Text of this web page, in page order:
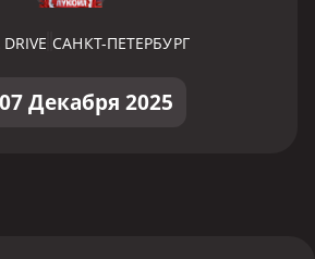
САНКТ-ПЕТЕРБУРГ
Декабря 2025